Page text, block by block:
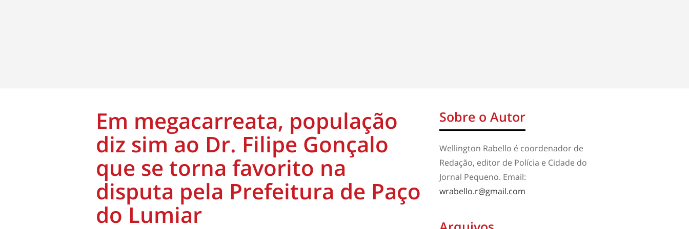
Em megacarreata, população
diz sim ao Dr. Filipe Gonçalo
que se torna favorito na
disputa pela Prefeitura de Paço
do Lumiar
Sobre o Autor
Wellington Rabello é coordenador de
Redação, editor de Polícia e Cidade do
Jornal Pequeno. Email:
wrabello.r@gmail.com